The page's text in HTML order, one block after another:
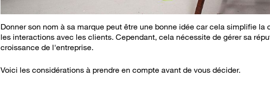
Donner son nom à sa marque peut être une bonne idée car cela simplifie
les interactions avec les clients. Cependant, cela nécessite de gérer sa
croissance de l'entreprise.
Voici les considérations à prendre en compte avant de vous décider.